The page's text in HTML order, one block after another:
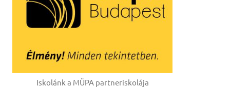
Iskolánk a MÜPA partneriskolája